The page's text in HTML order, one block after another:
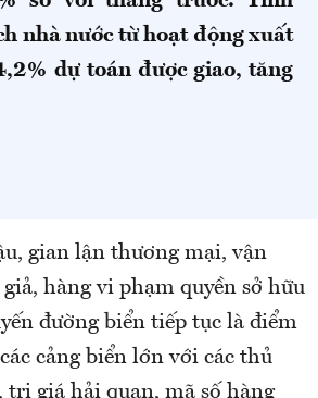
nhà nước từ hoạt động xuất
% dự toán được giao, tăng
gian lận thương mại, vận
hàng vi phạm quyền sở hữu
đường biển tiếp tục là điểm
cảng biển lớn với các thủ
giá hải quan, mã số hàng